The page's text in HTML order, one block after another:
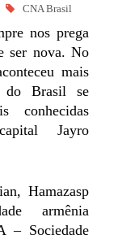
CNA Brasil
nos prega
ser nova. No
mais
do Brasil se
conhecidas
Jayro
Hamazasp
armênia
– Sociedade